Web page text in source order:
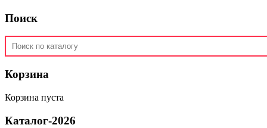
Поиск
Корзина
Корзина пуста
Каталог-2026